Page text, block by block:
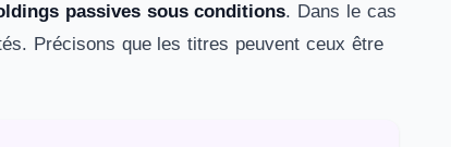
passives sous conditions. Dans le cas
Précisons que les titres peuvent ceux être